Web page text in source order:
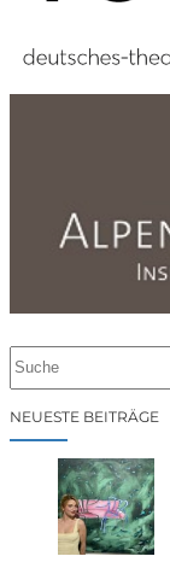
NEUESTE BEITRÄGE